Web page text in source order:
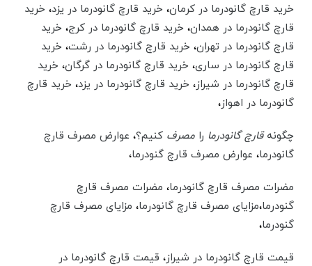
خرید قارچ گانودرما در کرمان، خرید قارچ گانودرما در یزد،‌ خرید
قارچ گانودرما در همدان،‌ خرید قارچ گانودرما در کرج،‌ خرید
قارچ گانودرما در تهران،‌ خرید قارچ گانودرما در رشت،‌ خرید
قارچ گانودرما در ساری،‌ خرید قارچ گانودرما در گرگان،‌ خرید
قارچ گانودرما در شیراز،‌ خرید قارچ گانودرما در یزد،‌ خرید قارچ
گانودرما در اهواز،‌
چگونهقارچ گانودرما را مصرف کنیم؟، عوارض مصرف قارچ
گانودرما،عوارض مصرف قارچ گنودرما،
مضرات مصرف قارچ گانودرما، مضرات مصرف قارچ
گنودرما،مزایای مصرف قارچ گانودرما، مزایای مصرف قارچ
گنودرما،
قیمت قارچ گانودرما در شیراز، قیمت قارچ گانودرما در